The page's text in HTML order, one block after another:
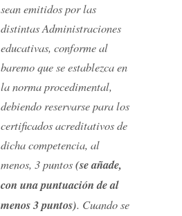
sean emitidos por las
distintas Administraciones
educativas, conforme al
baremo que se establezca en
la norma procedimental,
debiendo reservarse para los
certificados acreditativos de
dicha competencia, al
menos, 3 puntos(se añade,
con una puntuación de al
menos 3 puntos). Cuando se